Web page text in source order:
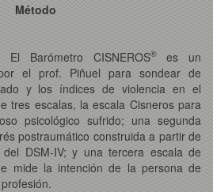
Método
El Barómetro CISNEROS® es un
el prof. Piñuel para sondear de
y los índices de violencia en el
tres escalas, la escala Cisneros para
psicológico sufrido; una segunda
postraumático construida a partir de
del DSM-IV; y una tercera escala de
mide la intención de la persona de